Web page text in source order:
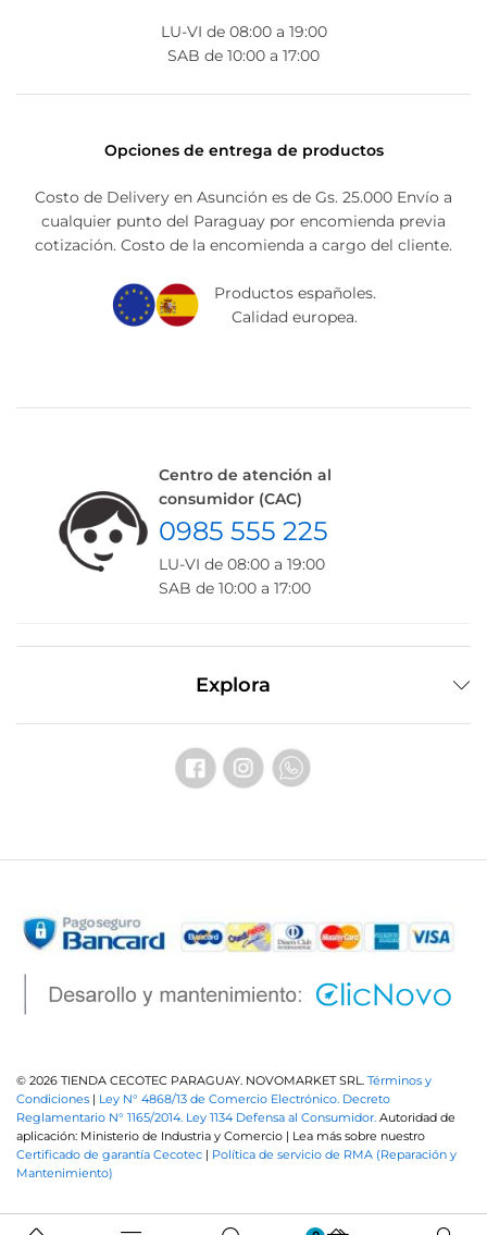
LU-VI de 08:00 a 19:00
SAB de 10:00 a 17:00
Opciones de entrega de productos
Costo de Delivery en Asunción es de Gs. 25.000 Envío a
cualquier punto del Paraguay por encomienda previa
cotización. Costo de la encomienda a cargo del cliente.
Productos españoles.
Calidad europea.
Centro de atención al
consumidor (CAC)
0985 555 225
LU-VI de 08:00 a 19:00
SAB de 10:00 a 17:00
Explora
© 2026 TIENDA CECOTEC PARAGUAY. NOVOMARKET SRL. Términos y
Condiciones | Ley N° 4868/13 de Comercio Electrónico. Decreto
Reglamentario N° 1165/2014. Ley 1134 Defensa al Consumidor. Autoridad de
aplicación: Ministerio de Industria y Comercio | Lea más sobre nuestro
Certificado de garantía Cecotec | Política de servicio de RMA (Reparación y
Mantenimiento)